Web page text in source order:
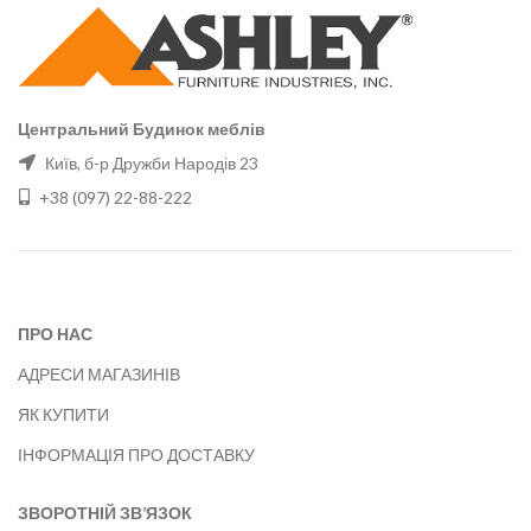
Центральний Будинок меблів
Київ, б-р Дружби Народів 23
+38 (097) 22-88-222
ПРО НАС
АДРЕСИ МАГАЗИНІВ
ЯК КУПИТИ
ІНФОРМАЦІЯ ПРО ДОСТАВКУ
ЗВОРОТНІЙ ЗВ’ЯЗОК